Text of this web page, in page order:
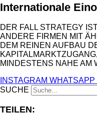
Internationale
DER FALL STRATEGY
NDERE FIRMEN MIT
EM REINEN AUFBAU
APITALMARKTZUGANG,
INDESTENS NAHE AM
INSTAGRAM WHATSAPP
SUCHE
TEILEN: